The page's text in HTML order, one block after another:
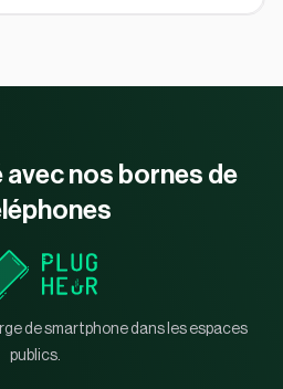
avec nos bornes de
de smartphone dans les espaces
publics.